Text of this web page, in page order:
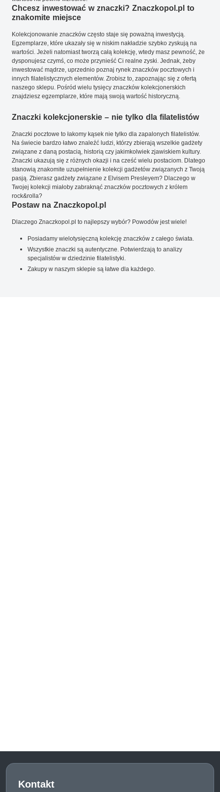
Chcesz inwestować w znaczki? Znaczkopol.pl to
znakomite miejsce
Kolekcjonowanie znaczków często staje się poważną inwestycją.
Egzemplarze, które ukazały się w niskim nakładzie szybko zyskują na
wartości. Jeżeli natomiast tworzą całą kolekcję, wtedy masz pewność, że
dysponujesz czymś, co może przynieść Ci realne zyski. Jednak, żeby
inwestować mądrze, uprzednio poznaj rynek znaczków pocztowych i
innych filatelistycznych elementów. Zrobisz to, zapoznając się z ofertą
naszego sklepu. Pośród wielu tysięcy znaczków kolekcjonerskich
znajdziesz egzemplarze, które mają swoją wartość historyczną.
Znaczki kolekcjonerskie – nie tylko dla filatelistów
Znaczki pocztowe to łakomy kąsek nie tylko dla zapalonych filatelistów.
Na świecie bardzo łatwo znaleźć ludzi, którzy zbierają wszelkie gadżety
związane z daną postacią, historią czy jakimkolwiek zjawiskiem kultury.
Znaczki ukazują się z różnych okazji i na cześć wielu postaciom. Dlatego
stanowią znakomite uzupełnienie kolekcji gadżetów związanych z Twoją
pasją. Zbierasz gadżety związane z Elvisem Presleyem? Dlaczego w
Twojej kolekcji miałoby zabraknąć znaczków pocztowych z królem
rock&rolla?
Postaw na Znaczkopol.pl
Dlaczego Znaczkopol.pl to najlepszy wybór? Powodów jest wiele!
Posiadamy wielotysięczną kolekcję znaczków z całego świata.
Wszystkie znaczki są autentyczne. Potwierdzają to analizy
specjalistów w dziedzinie filatelistyki.
Zakupy w naszym sklepie są łatwe dla każdego.
Kontakt